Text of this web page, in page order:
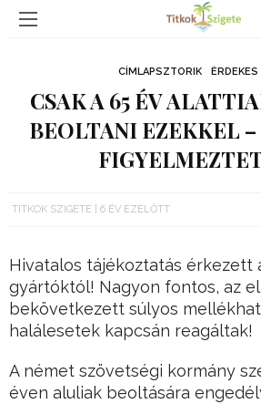
CÍMLAPSZTORIK ÉRDEKES
CSAK A 65 ÉV
BEOLTANI EZEKKEL
TITKOK SZIGETE 6 ÉV EZELŐTT
Hivatalos tájékoztatás érkezett
gyártóktól! Nagyon fontos, az
bekövetkezett súlyos
halálesetek kapcsán reagáltak!
A német szövetségi kormány
éven aluliak beoltására